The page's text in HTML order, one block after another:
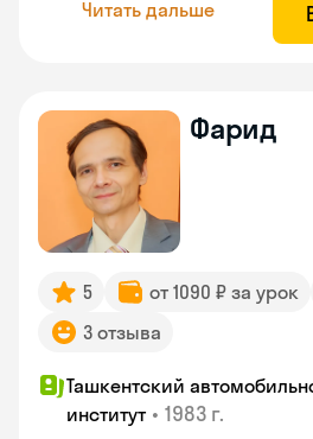
Читать дальше
Фарид
5 от 1090 ₽ за урок
3 отзыва
Ташкентский
институт • 1983 г.